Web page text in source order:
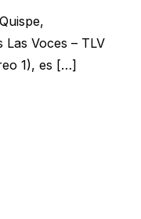
Voces – TLV
1), es […]